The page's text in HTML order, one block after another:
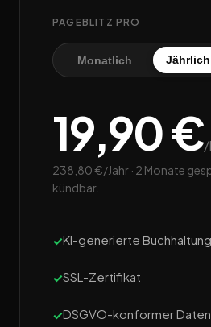
PAGEBLITZ PRO
Monatlich Jährlich
19,90 €/
238,80 €/Jahr · 2 Monate
kündbar.
KI-generierte
SSL-Zertifikat
DSGVO-konformer